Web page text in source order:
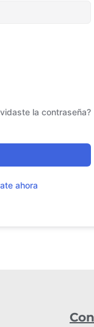
la contraseña?
ahora